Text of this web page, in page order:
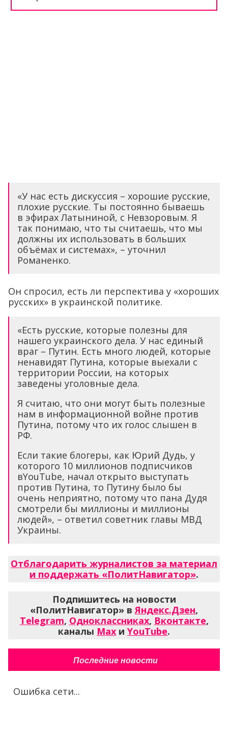
«У нас есть дискуссия – хорошие русские,
плохие русские. Ты постоянно бываешь
в эфирах Латыниной, с Невзоровым. Я
так понимаю, что ты считаешь, что мы
должны их использовать в больших
объёмах и системах», – уточнил
Романенко.
Он спросил, есть ли перспектива у «хороших
русских» в украинской политике.
«Есть русские, которые полезны для
нашего украинского дела. У нас единый
враг – Путин. Есть много людей, которые
ненавидят Путина, которые выехали с
территории России, на которых
заведены уголовные дела.
Я считаю, что они могут быть полезные
нам в информационной войне против
Путина, потому что их голос слышен в
РФ.
Если такие блогеры, как Юрий Дудь, у
которого 10 миллионов подписчиков
вYouTube, начал открыто выступать
против Путина, то Путину было бы
очень неприятно, потому что пана Дудя
смотрели бы миллионы и миллионы
людей», – ответил советник главы МВД
Украины.
Отблагодарить журналистов за материал
и поддержать «ПолитНавигатор».
Подпишитесь на новости
«ПолитНавигатор» вЯндекс.Дзен,
Telegram, Одноклассниках, Вконтакте,
каналы Max и YouTube.
Последние новости
Ошибка сети...